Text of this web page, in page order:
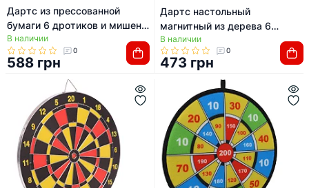
Дартс из прессованной
бумаги 6 дротиков и мишень
BAILI BL-67325 17"х1/2"
(43х1,3см)
В наличии
0
588 грн
Дартс настольный
магнитный из дерева 6
дротиков и мишень BAILI BL-
201 24см
В наличии
0
473 грн